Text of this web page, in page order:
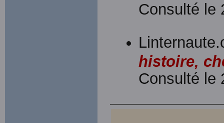
Consulté le
histoire,
Consulté le